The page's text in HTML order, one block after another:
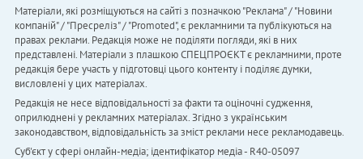
Матеріали, які розміщуються на сайті з позначкою "Реклама" / "Новини
компаній" / "Пресреліз" / "Promoted", є рекламними та публікуються на
правах реклами. Редакція може не поділяти погляди, які в них
представлені. Матеріали з плашкою СПЕЦПРОЄКТ є рекламними, проте
редакція бере участь у підготовці цього контенту і поділяє думки,
висловлені у цих матеріалах.
Редакція не несе відповідальності за факти та оціночні судження,
оприлюднені у рекламних матеріалах. Згідно з українським
законодавством, відповідальність за зміст реклами несе рекламодавець.
Cуб'єкт у сфері онлайн-медіа; ідентифікатор медіа - R40-05097